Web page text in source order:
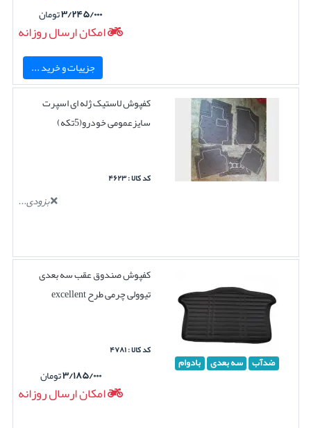
۳/۲۴۵/۰۰۰تومان
امکان ارسال روزانه
جزییات و خرید ...
کفپوش لاستیک ژله ای اسپرت
سایزعمومی خودرو(5تکه)
کد کالا : ۴۶۲۳
بزودی...
ضدآب سه بعدی بادوام
کفپوش صندوق عقب سه بعدی
تیوولی چرمی طرح excellent
کد کالا : ۴۷۸۱
۳/۱۸۵/۰۰۰تومان
امکان ارسال روزانه